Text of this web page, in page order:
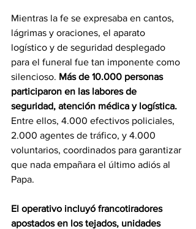
Mientras la fe se expresaba en cantos,
lágrimas y oraciones, el aparato
logístico y de seguridad desplegado
para el funeral fue tan imponente como
silencioso. Más de 10.000 personas
participaron en las labores de
seguridad, atención médica y logística.
Entre ellos, 4.000 efectivos policiales,
2.000 agentes de tráfico, y 4.000
voluntarios, coordinados para garantizar
que nada empañara el último adiós al
Papa.
El operativo incluyó francotiradores
apostados en los tejados, unidades